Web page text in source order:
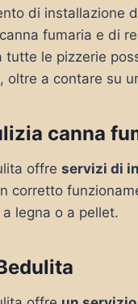
di
fumaria e di
le pizzerie
oltre a contare su
canna
offre servizi di
corretto
legna o a pellet.